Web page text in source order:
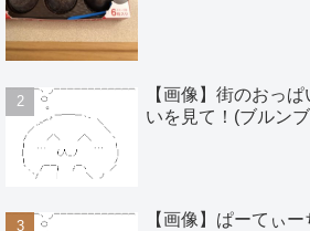
【画像】街のおっ
いを見て！(ブルンブ
【画像】ぱーてぃ